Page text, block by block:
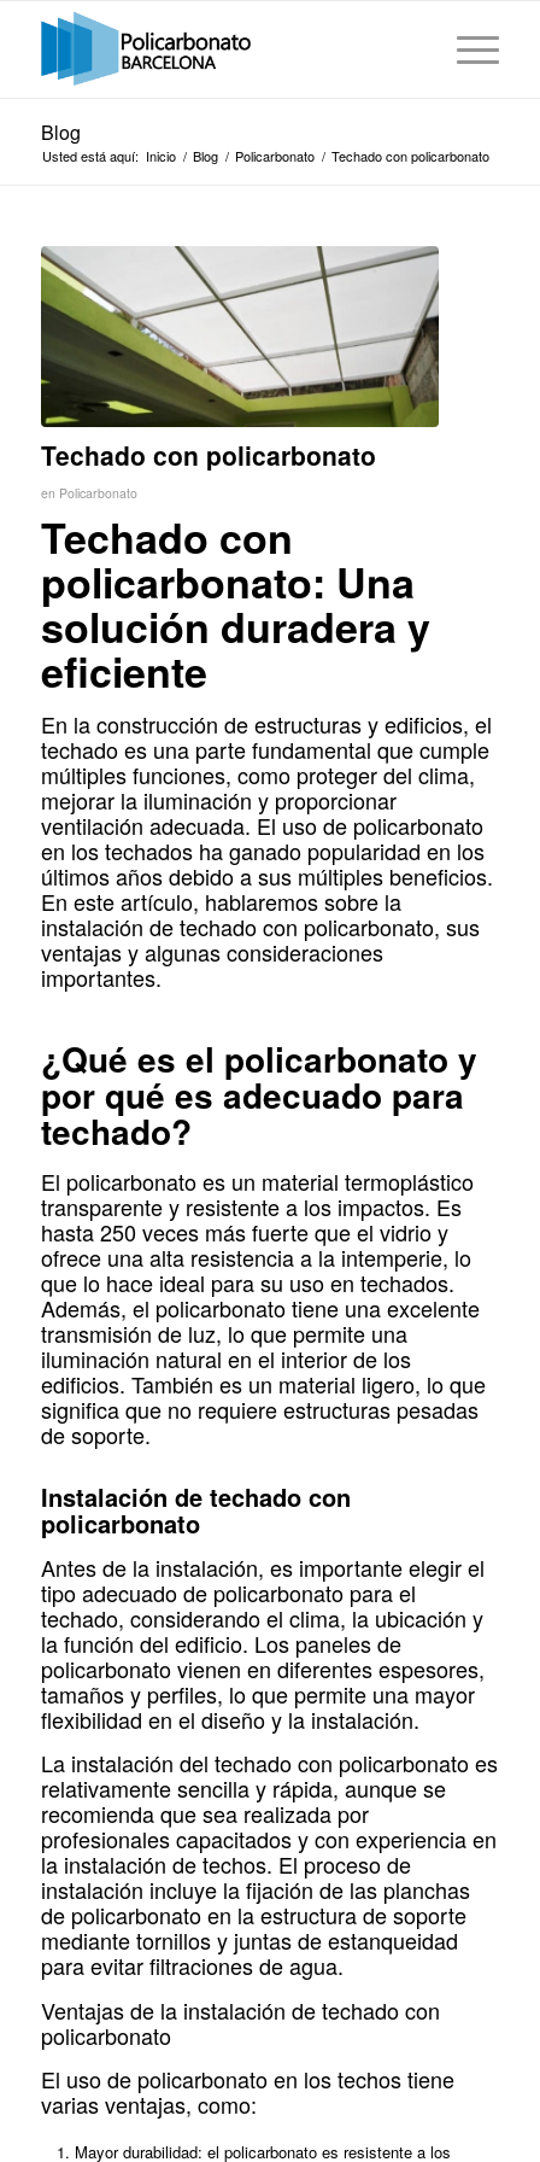
Blog
Usted está aquí: Inicio / Blog / Policarbonato / Techado con policarbonato
Techado con policarbonato
en Policarbonato
Techado con
policarbonato: Una
solución duradera y
eficiente
En la construcción de estructuras y edificios, el
techado es una parte fundamental que cumple
múltiples funciones, como proteger del clima,
mejorar la iluminación y proporcionar
ventilación adecuada. El uso de policarbonato
en los techados ha ganado popularidad en los
últimos años debido a sus múltiples beneficios.
En este artículo, hablaremos sobre la
instalación de techado con policarbonato, sus
ventajas y algunas consideraciones
importantes.
¿Qué es el policarbonato y
por qué es adecuado para
techado?
El policarbonato es un material termoplástico
transparente y resistente a los impactos. Es
hasta 250 veces más fuerte que el vidrio y
ofrece una alta resistencia a la intemperie, lo
que lo hace ideal para su uso en techados.
Además, el policarbonato tiene una excelente
transmisión de luz, lo que permite una
iluminación natural en el interior de los
edificios. También es un material ligero, lo que
significa que no requiere estructuras pesadas
de soporte.
Instalación de techado con
policarbonato
Antes de la instalación, es importante elegir el
tipo adecuado de policarbonato para el
techado, considerando el clima, la ubicación y
la función del edificio. Los paneles de
policarbonato vienen en diferentes espesores,
tamaños y perfiles, lo que permite una mayor
flexibilidad en el diseño y la instalación.
La instalación del techado con policarbonato es
relativamente sencilla y rápida, aunque se
recomienda que sea realizada por
profesionales capacitados y con experiencia en
la instalación de techos. El proceso de
instalación incluye la fijación de las planchas
de policarbonato en la estructura de soporte
mediante tornillos y juntas de estanqueidad
para evitar filtraciones de agua.
Ventajas de la instalación de techado con
policarbonato
El uso de policarbonato en los techos tiene
varias ventajas, como:
Mayor durabilidad: el policarbonato es resistente a los